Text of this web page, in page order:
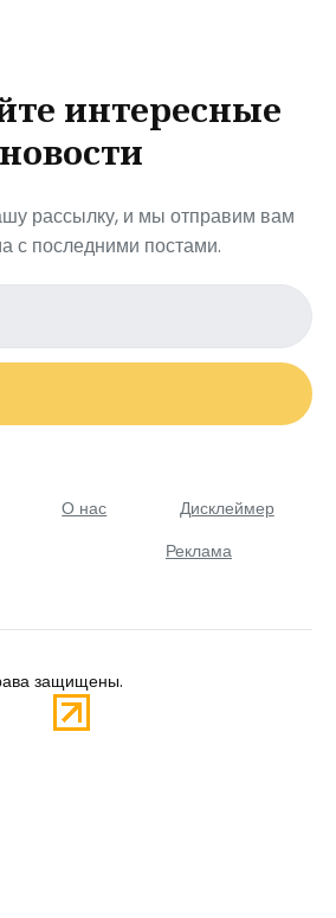
интересные
новости
рассылку, и мы отправим вам
с последними постами.
О нас
Дисклеймер
Реклама
защищены.